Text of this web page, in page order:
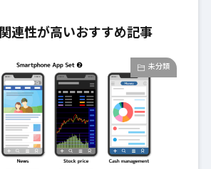
関連性が高いおすすめ記事
未分類